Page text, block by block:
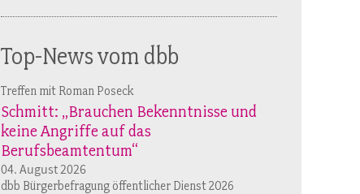
Top-News vom dbb
Treffen mit Roman Poseck
Schmitt: „Brauchen Bekenntnisse und
keine Angriffe auf das
Berufsbeamtentum“
04. August 2026
dbb Bürgerbefragung öffentlicher Dienst 2026